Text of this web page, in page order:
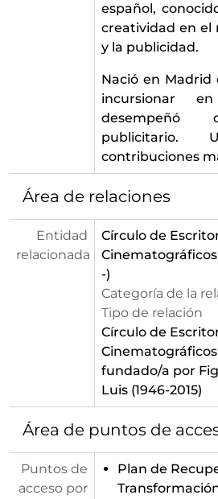
español,
creatividad en el
y la publicidad. ​
Nació en Madrid
incursionar
desempeñó
contribuciones
Área de relaciones
Entidad
relacionada
Círculo de
Cinematográficos
-)
Categoría de la
Tipo de relación
Círculo de
Cinematográficos
fundado/a por
Luis (1946-2015)
Área de puntos de
Puntos de
acceso por
Plan de